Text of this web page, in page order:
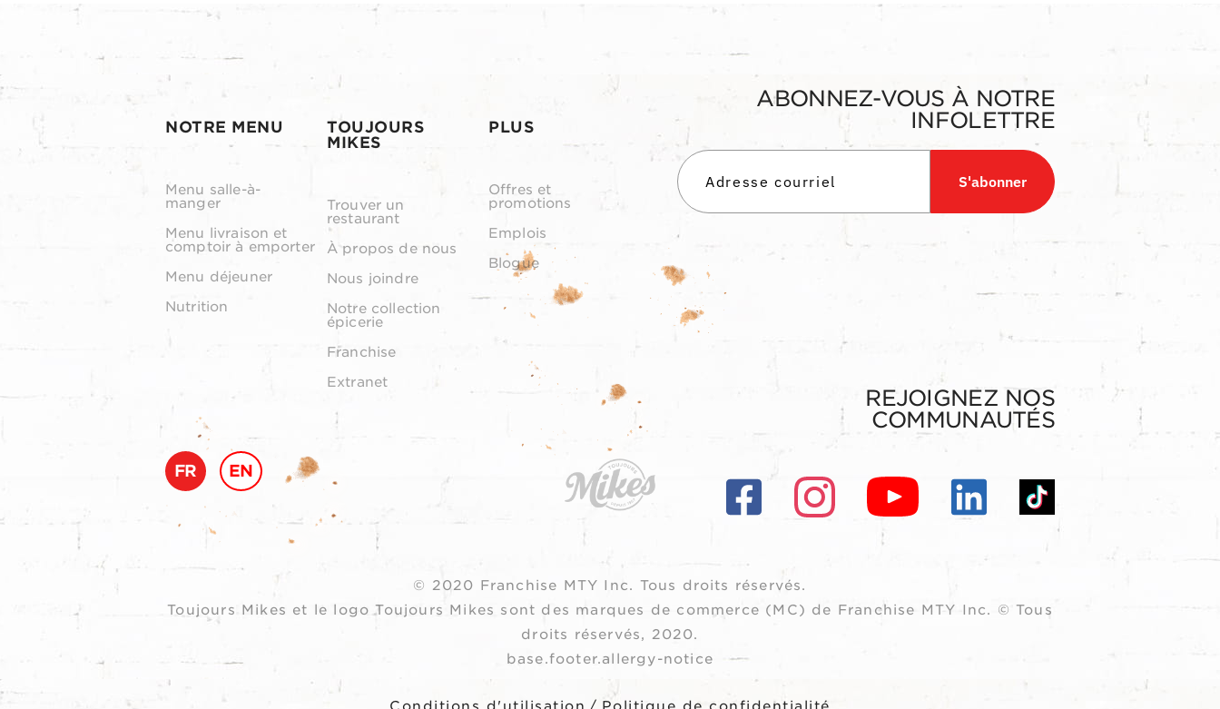
NOTRE MENU
Menu salle-à-
manger
Menu livraison et
comptoir à emporter
Menu déjeuner
Nutrition
TOUJOURS
MIKES
Trouver un
restaurant
À propos de nous
Nous joindre
Notre collection
épicerie
Franchise
Extranet
PLUS
Offres et
promotions
Emplois
Blogue
ABONNEZ-VOUS À NOTRE
INFOLETTRE
S'abonner
FR EN
REJOIGNEZ NOS
COMMUNAUTÉS
© 2020 Franchise MTY Inc. Tous droits réservés.
Toujours Mikes et le logo Toujours Mikes sont des marques de commerce (MC) de Franchise MTY Inc. © Tous
droits réservés, 2020.
base.footer.allergy-notice